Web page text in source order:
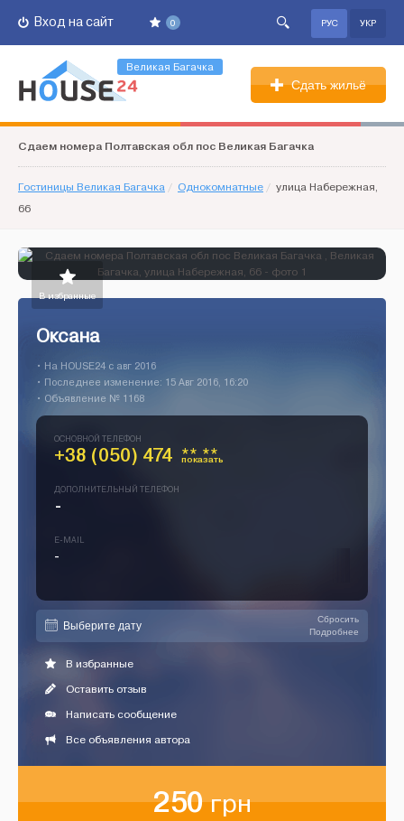
0
Вход на сайт РУС УКР
Великая Багачка
Сдать жильё
Сдаем номера Полтавская обл пос Великая Багачка
Гостиницы Великая Багачка / Однокомнатные / улица Набережная,
66
В избранные
Оксана
• На HOUSE24 c авг 2016
• Последнее изменение: 15 Авг 2016, 16:20
• Объявление № 1168
ОСНОВНОЙ ТЕЛЕФОН
+38 (050) 474 ** **
показать
ДОПОЛНИТЕЛЬНЫЙ ТЕЛЕФОН
-
E-MAIL
-
Сбросить
Подробнее
В избранные
Оставить отзыв
Написать сообщение
Все объявления автора
250грн